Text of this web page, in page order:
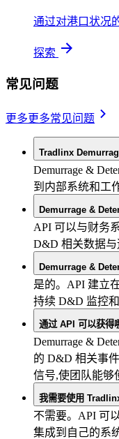
通过对港口状况
探索
常见问题
更多更多常见问题
Tradlinx
Demurrage &
到内部系统和工
Demurrage &
API 可以与财务
D&D 相关数据与
Demurrage &
是的。API 建立
持续 D&D 监控
通过 API 可以获得
Demurrage &
的 D&D 相关事
信号,使团队能够
我需要使用
不需要。API 可
集成到自己的系